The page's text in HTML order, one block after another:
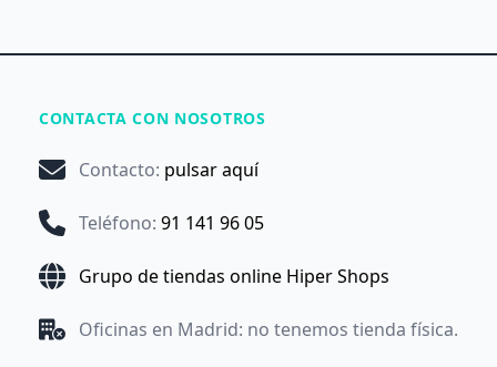
CONTACTA CON NOSOTROS
Contacto: pulsar aquí
Teléfono: 91 141 96 05
Grupo de tiendas online Hiper Shops
Oficinas en Madrid: no tenemos tienda física.